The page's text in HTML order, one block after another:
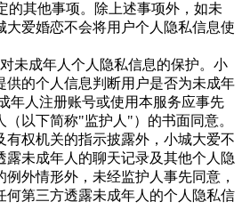
其他事项。除上述事项外，如未
大爱婚恋不会将用户个人隐私信息使
未成年人个人隐私信息的保护。 小
供的个人信息判断用户是否为未成年
年人注册账号或使用本服务应事先
以下简称"监护人"）的书面同意。
有权机关的指示披露外，小城大爱不
露未成年人的聊天记录及其他个人隐
外情形外，未经监护人事先同意，
何第三方透露未成年人的个人隐私信